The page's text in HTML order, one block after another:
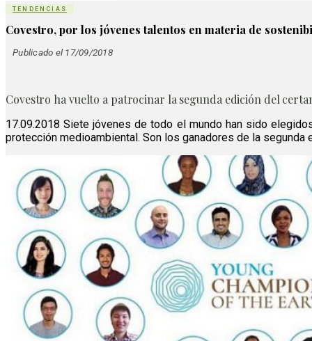
TENDENCIAS
Covestro, por los jóvenes talentos en materia de
Publicado el 17/09/2018
Covestro ha vuelto a patrocinar la segunda edición del
17.09.2018 Siete jóvenes de todo el mundo han sido
protección medioambiental. Son los ganadores de la